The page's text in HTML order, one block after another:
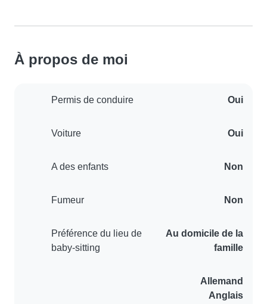
À propos de moi
Permis de conduire Oui
Voiture Oui
A des enfants Non
Fumeur Non
Préférence du lieu de
baby-sitting
Au domicile de la
famille
Allemand
Anglais